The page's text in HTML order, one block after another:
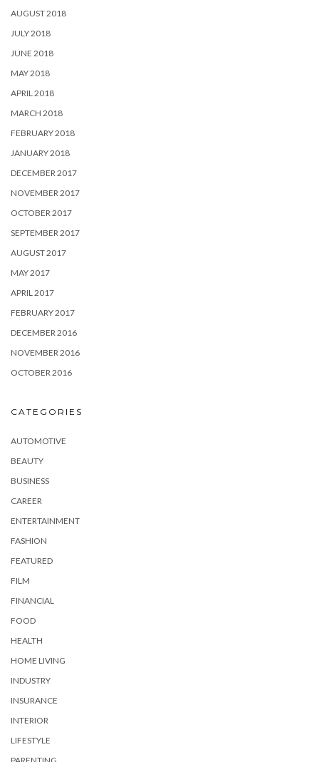
AUGUST 2018
JULY 2018
JUNE 2018
MAY 2018
APRIL 2018
MARCH 2018
FEBRUARY 2018
JANUARY 2018
DECEMBER 2017
NOVEMBER 2017
OCTOBER 2017
SEPTEMBER 2017
AUGUST 2017
MAY 2017
APRIL 2017
FEBRUARY 2017
DECEMBER 2016
NOVEMBER 2016
OCTOBER 2016
CATEGORIES
AUTOMOTIVE
BEAUTY
BUSINESS
CAREER
ENTERTAINMENT
FASHION
FEATURED
FILM
FINANCIAL
FOOD
HEALTH
HOME LIVING
INDUSTRY
INSURANCE
INTERIOR
LIFESTYLE